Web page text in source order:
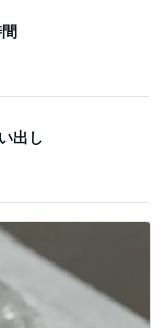
出し